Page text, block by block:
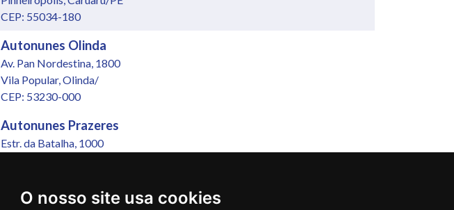
O nosso site usa cookies
CEP: 55034-180
Autonunes Olinda
Av. Pan Nordestina, 1800
Vila Popular, Olinda/
CEP: 53230-000
Autonunes Prazeres
Estr. da Batalha, 1000
Auto Oriente Recife